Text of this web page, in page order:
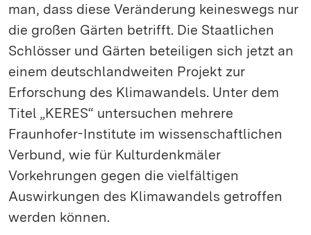
man, dass diese Veränderung keineswegs nur
die großen Gärten betrifft. Die Staatlichen
Schlösser und Gärten beteiligen sich jetzt an
einem deutschlandweiten Projekt zur
Erforschung des Klimawandels. Unter dem
Titel „KERES“ untersuchen mehrere
Fraunhofer-Institute im wissenschaftlichen
Verbund, wie für Kulturdenkmäler
Vorkehrungen gegen die vielfältigen
Auswirkungen des Klimawandels getroffen
werden können.